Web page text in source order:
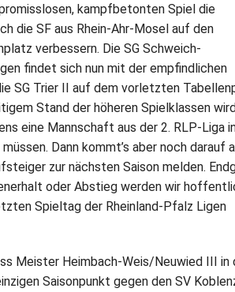
kampfbetonten Spiel die
die SF aus Rhein-Ahr-Mosel auf den
verbessern. Die SG Schweich-
findet sich nun mit der empfindlichen
SG Trier II auf dem vorletzten
Stand der höheren Spielklassen
eine Mannschaft aus der 2. RLP-Liga
Dann kommt’s aber noch darauf
zur nächsten Saison melden.
oder Abstieg werden wir
Spieltag der Rheinland-Pfalz Ligen
Meister Heimbach-Weis/Neuwied III in
Saisonpunkt gegen den SV